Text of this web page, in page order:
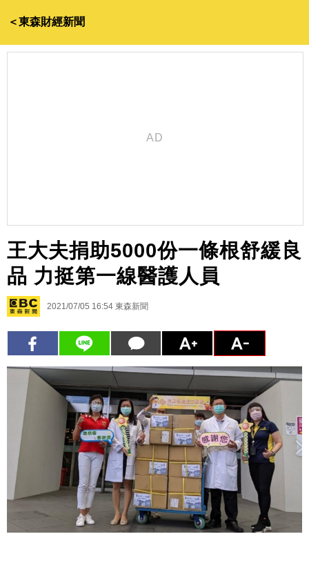
＜東森財經新聞
王大夫捐助5000份一條根舒緩良
品 力挺第一線醫護人員
2021/07/05 16:54 東森新聞